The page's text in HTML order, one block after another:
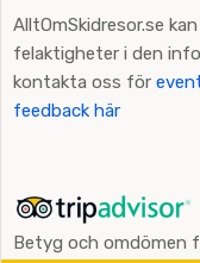
AlltOmSkidresor.se
felaktigheter i den
kontakta oss för
feedback här
Betyg och omdömen